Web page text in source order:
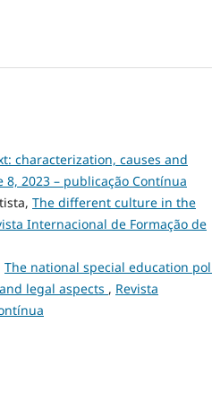
characterization, causes and
8, 2023 – publicação Contínua
The different culture in the
Internacional de Formação de
The national special education
legal aspects , Revista